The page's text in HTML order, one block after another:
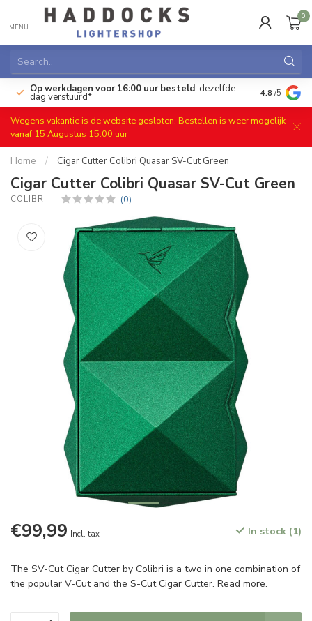
MENU
0
Op werkdagen voor 16:00 uur besteld, dezelfde
dag verstuurd* Gratis
4.8 /5
Wegens vakantie is de website gesloten. Bestellen is weer mogelijk
vanaf 15 Augustus 15.00 uur
Home / Cigar Cutter Colibri Quasar SV-Cut Green
Cigar Cutter Colibri Quasar SV-Cut Green
COLIBRI (0)
€99,99 Incl. tax In stock (1)
The SV-Cut Cigar Cutter by Colibri is a two in one combination of
the popular V-Cut and the S-Cut Cigar Cutter. Read more.